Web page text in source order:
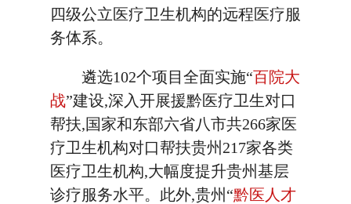
四级公立医疗卫生机构的远程医疗服
务体系。
遴选102个项目全面实施“百院大
战”建设,深入开展援黔医疗卫生对口
帮扶,国家和东部六省八市共266家医
疗卫生机构对口帮扶贵州217家各类
医疗卫生机构,大幅度提升贵州基层
诊疗服务水平。此外,贵州“黔医人才